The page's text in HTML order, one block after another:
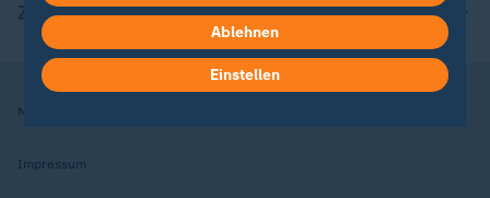
ZDFheute Apps
Nutzungsbedingungen
Impressum
Hier findest du das Impressum.
Weitere Informationen findest du in unserer
Datenschutzerklärung.
Ablehnen
Einstellen